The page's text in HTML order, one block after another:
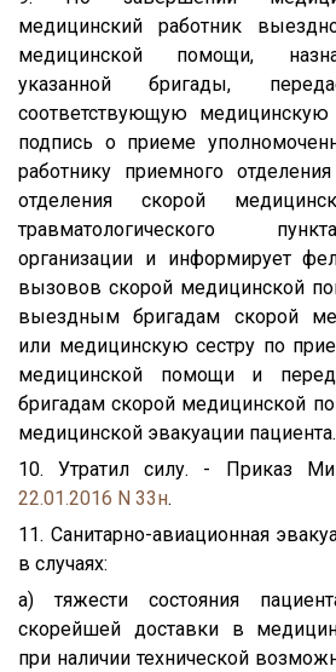
медицинский работник
медицинской помощи,
указанной бригады,
соответствующую
подпись о приеме
работнику приемного
отделения скорой
травматологического
организации и информирует
вызовов скорой медицинской
выездным бригадам скорой
или медицинскую сестру по
медицинской помощи и
бригадам скорой медицинской
медицинской эвакуации пациента.
10. Утратил силу. - Приказ
22.01.2016 N 33н.
11. Санитарно-авиационная
в случаях:
а) тяжести состояния
скорейшей доставки в
при наличии технической